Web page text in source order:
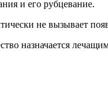
и его рубцевание.
не вызывает
назначается